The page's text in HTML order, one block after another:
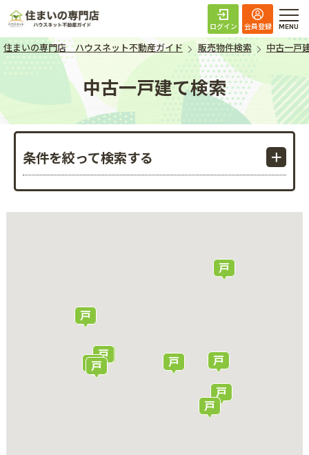
住まいの専門店 ハ
ログイン 会員登録
住まいの専門店 ハウスネット不動産ガイド 販売物件検索 中古一戸
中古一戸建て検索
条件を絞って検索する